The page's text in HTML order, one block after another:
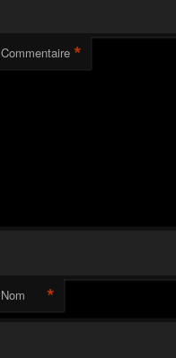
Commentaire *
Nom *